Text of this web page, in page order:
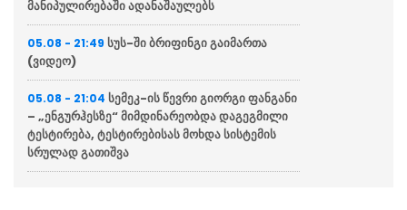
მანიპულირებაში ადანაშაულებს
05.08 - 21:49 სუს-ში ბრიფინგი გაიმართა
(ვიდეო)
05.08 - 21:04 სემეკ-ის წევრი გიორგი ფანგანი
– „ენგურჰესზე“ მიმდინარეობდა დაგეგმილი
ტესტირება, ტესტირებისას მოხდა სისტემის
სრულად გათიშვა